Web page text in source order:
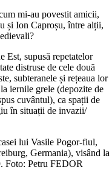
mi-au povestit amicii,
și Ion Caproșu, între alții,
Est, supusă repetatelor
distruse de cele două
subteranele și rețeaua lor
iernile grele (depozite de
cuvântul), ca spații de
în situații de invazii/
lui Vasile Pogor-fiul,
Germania), visând la
Foto: Petru FEDOR